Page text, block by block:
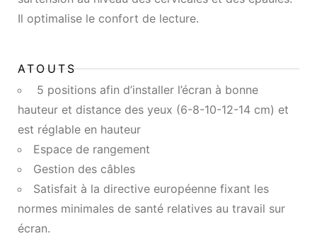
Il optimalise le confort de lecture.
ATOUTS
5 positions afin d’installer l’écran à bonne
hauteur et distance des yeux (6-8-10-12-14 cm) et
est réglable en hauteur
Espace de rangement
Gestion des câbles
Satisfait à la directive européenne fixant les
normes minimales de santé relatives au travail sur
écran.